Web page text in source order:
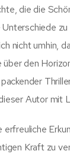
die die
nicht umhin,
den
Autor mit
erfreuliche
Kraft zu